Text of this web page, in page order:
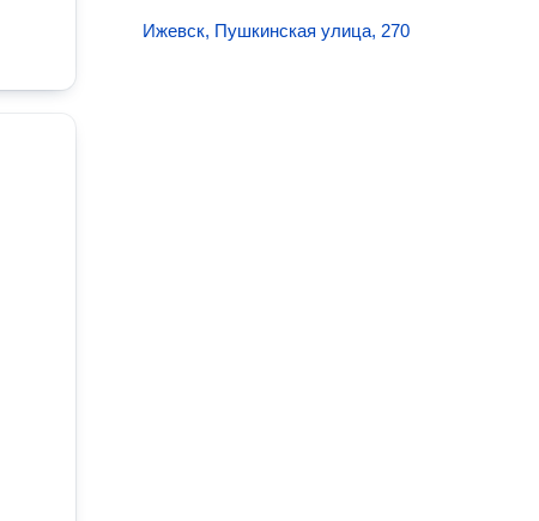
Ижевск, Пушкинская улица, 270